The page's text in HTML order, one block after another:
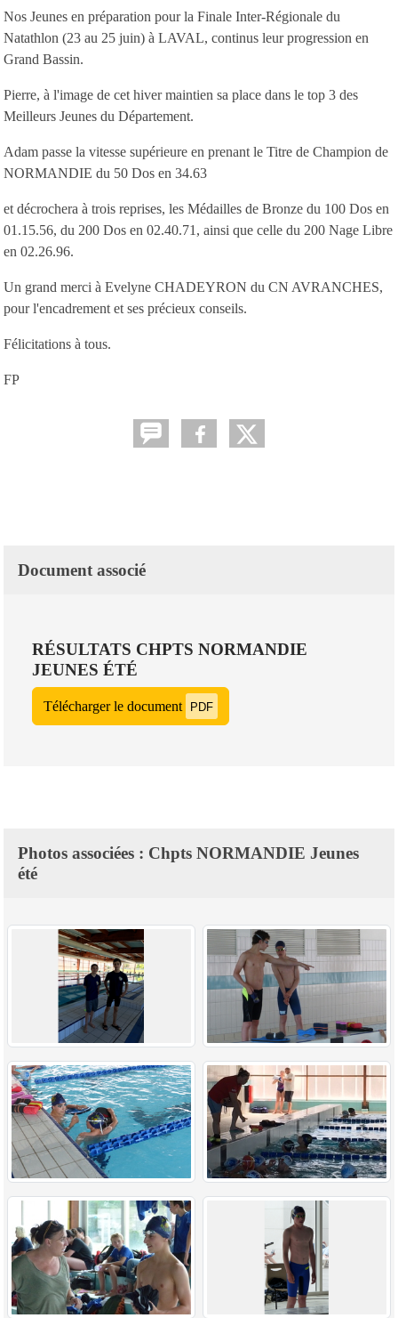
Nos Jeunes en préparation pour la Finale Inter-Régionale du
Natathlon (23 au 25 juin) à LAVAL, continus leur progression en
Grand Bassin.
Pierre, à l'image de cet hiver maintien sa place dans le top 3 des
Meilleurs Jeunes du Département.
Adam passe la vitesse supérieure en prenant le Titre de Champion de
NORMANDIE du 50 Dos en 34.63
et décrochera à trois reprises, les Médailles de Bronze du 100 Dos en
01.15.56, du 200 Dos en 02.40.71, ainsi que celle du 200 Nage Libre
en 02.26.96.
Un grand merci à Evelyne CHADEYRON du CN AVRANCHES,
pour l'encadrement et ses précieux conseils.
Félicitations à tous.
FP
Document associé
RÉSULTATS CHPTS NORMANDIE
JEUNES ÉTÉ
Télécharger le document PDF
Photos associées : Chpts NORMANDIE Jeunes
été